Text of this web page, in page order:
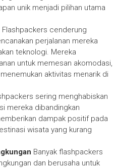
unik menjadi pilihan utama
Flashpackers cenderung
perjalanan mereka
teknologi. Mereka
untuk memesan akomodasi,
aktivitas menarik di
sering menghabiskan
mereka dibandingkan
dampak positif pada
wisata yang kurang
Banyak flashpackers
dan berusaha untuk